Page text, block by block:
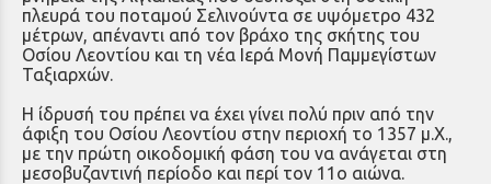
πλευρά του ποταμού Σελινούντα σε υψόμετρο 432
μέτρων, απέναντι από τον βράχο της σκήτης του
Οσίου Λεοντίου και τη νέα Ιερά Μονή Παμμεγίστων
Ταξιαρχών.
Η ίδρυσή του πρέπει να έχει γίνει πολύ πριν από την
άφιξη του Οσίου Λεοντίου στην περιοχή το 1357 μ.Χ.,
με την πρώτη οικοδομική φάση του να ανάγεται στη
μεσοβυζαντινή περίοδο και περί τον 11ο αιώνα.